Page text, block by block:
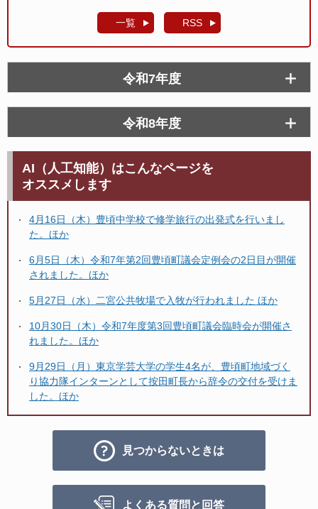
一覧 RSS
令和7年度
令和8年度
AI（人工知能）はこんなページを
オススメします
4月16日（木）豊頃中学校で修学旅行の出発式を行いまし
た。ほか
6月5日（木）令和7年第2回豊頃町議会定例会の2日目が開催
されました。ほか
5月27日（水）二宮公共牧場で入牧が行われました ほか
10月30日（木）令和7年度第3回豊頃町議会臨時会が開催さ
れました。ほか
9月29日（月）東京学芸大学の学生4名が、豊頃町地域づく
り協力隊インターンとして按田町長から辞令の交付を受けま
した。ほか
見つからないときは
よくある質問と回答